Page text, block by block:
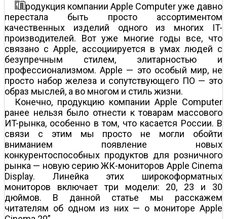
родукция компании Apple Computer уже давно
перестала быть просто ассортиментом
качественных изделий одного из многих IT-
производителей. Вот уже многие годы все, что
связано с Apple, ассоциируется в умах людей с
безупречным стилем, элитарностью и
профессионализмом. Apple — это особый мир, не
просто набор железа и сопутствующего ПО — это
образ мыслей, а во многом и стиль жизни.
Конечно, продукцию компании Apple Computer
ранее нельзя было отнести к товарам массового
ИT-рынка, особенно в том, что касается России. В
связи с этим мы просто не могли обойти
вниманием появление новых
конкурентоспособных продуктов для розничного
рынка — новую серию ЖК-мониторов Apple Cinema
Display. Линейка этих широкоформатных
мониторов включает три модели: 20, 23 и 30
дюймов. В данной статье мы расскажем
читателям об одном из них — о мониторе Apple